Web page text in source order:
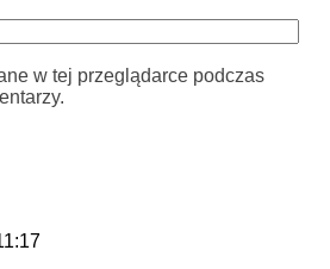
w tej przeglądarce podczas